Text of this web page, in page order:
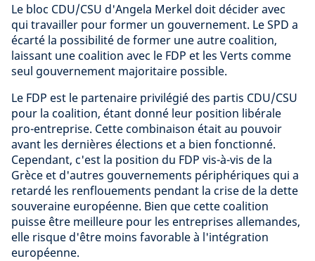
Le bloc CDU/CSU d'Angela Merkel doit décider avec
qui travailler pour former un gouvernement. Le SPD a
écarté la possibilité de former une autre coalition,
laissant une coalition avec le FDP et les Verts comme
seul gouvernement majoritaire possible.
Le FDP est le partenaire privilégié des partis CDU/CSU
pour la coalition, étant donné leur position libérale
pro-entreprise. Cette combinaison était au pouvoir
avant les dernières élections et a bien fonctionné.
Cependant, c'est la position du FDP vis-à-vis de la
Grèce et d'autres gouvernements périphériques qui a
retardé les renflouements pendant la crise de la dette
souveraine européenne. Bien que cette coalition
puisse être meilleure pour les entreprises allemandes,
elle risque d'être moins favorable à l'intégration
européenne.